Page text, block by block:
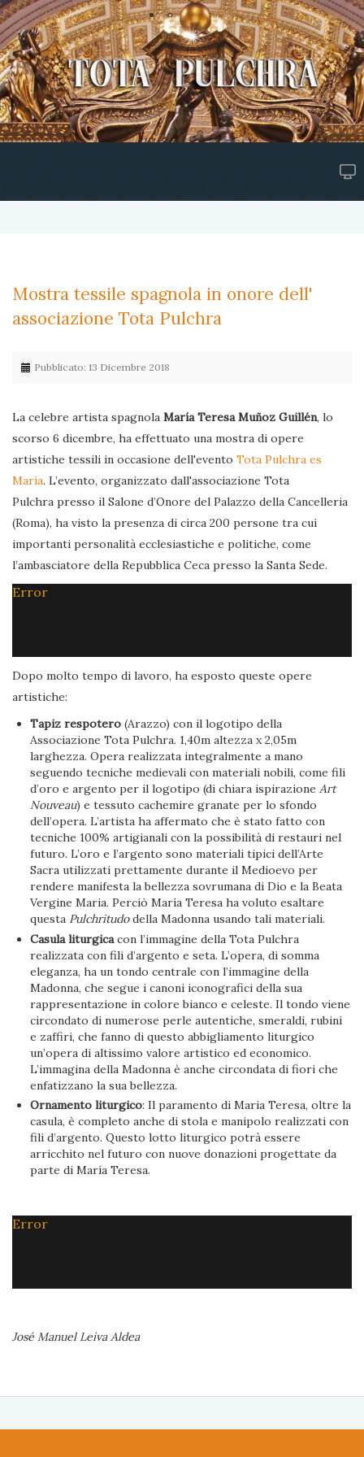
Mostra tessile spagnola in onore dell'
associazione Tota Pulchra
Pubblicato: 13 Dicembre 2018
La celebre artista spagnola María Teresa Muñoz Guillén, lo
scorso 6 dicembre, ha effettuato una mostra di opere
artistiche tessili in occasione dell'evento Tota Pulchra es
Maria. L’evento, organizzato dall'associazione Tota
Pulchra presso il Salone d’Onore del Palazzo della Cancelleria
(Roma), ha visto la presenza di circa 200 persone tra cui
importanti personalità ecclesiastiche e politiche, come
l’ambasciatore della Repubblica Ceca presso la Santa Sede.
Error
Dopo molto tempo di lavoro, ha esposto queste opere
artistiche:
Tapiz respotero (Arazzo) con il logotipo della
Associazione Tota Pulchra. 1,40m altezza x 2,05m
larghezza. Opera realizzata integralmente a mano
seguendo tecniche medievali con materiali nobili, come fili
d’oro e argento per il logotipo (di chiara ispirazioneArt
Nouveau) e tessuto cachemire granate per lo sfondo
dell’opera. L’artista ha affermato che è stato fatto con
tecniche 100% artigianali con la possibilità di restauri nel
futuro. L’oro e l’argento sono materiali tipici dell’Arte
Sacra utilizzati prettamente durante il Medioevo per
rendere manifesta la bellezza sovrumana di Dio e la Beata
Vergine Maria. Perciò María Teresa ha voluto esaltare
questa Pulchritudodella Madonna usando tali materiali.
Casula liturgicacon l’immagine della Tota Pulchra
realizzata con fili d’argento e seta. L’opera, di somma
eleganza, ha un tondo centrale con l’immagine della
Madonna, che segue i canoni iconografici della sua
rappresentazione in colore bianco e celeste. Il tondo viene
circondato di numerose perle autentiche, smeraldi, rubini
e zaffiri, che fanno di questo abbigliamento liturgico
un’opera di altissimo valore artistico ed economico.
L’immagina della Madonna è anche circondata di fiori che
enfatizzano la sua bellezza.
Ornamento liturgico: Il paramento di Maria Teresa, oltre la
casula, è completo anche di stola e manipolo realizzati con
fili d’argento. Questo lotto liturgico potrà essere
arricchito nel futuro con nuove donazioni progettate da
parte di María Teresa.
Error
José Manuel Leiva Aldea